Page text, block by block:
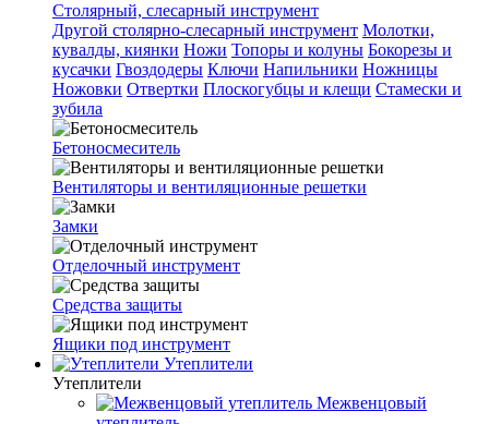
Столярный, слесарный инструмент
Другой столярно-слесарный инструмент Молотки,
кувалды, киянки Ножи Топоры и колуны Бокорезы и
кусачки Гвоздодеры Ключи Напильники Ножницы
Ножовки Отвертки Плоскогубцы и клещи Стамески и
зубила
Бетоносмеситель
Вентиляторы и вентиляционные решетки
Замки
Отделочный инструмент
Средства защиты
Ящики под инструмент
Утеплители
Утеплители
Межвенцовый